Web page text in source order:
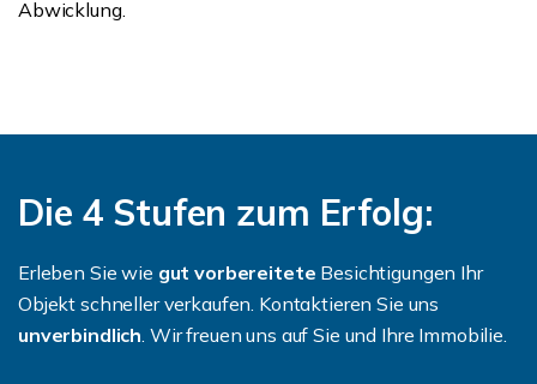
Abwicklung.
Die 4 Stufen zum Erfolg:
Erleben Sie wie gut vorbereitete Besichtigungen Ihr
Objekt schneller verkaufen. Kontaktieren Sie uns
unverbindlich. Wir freuen uns auf Sie und Ihre Immobilie.